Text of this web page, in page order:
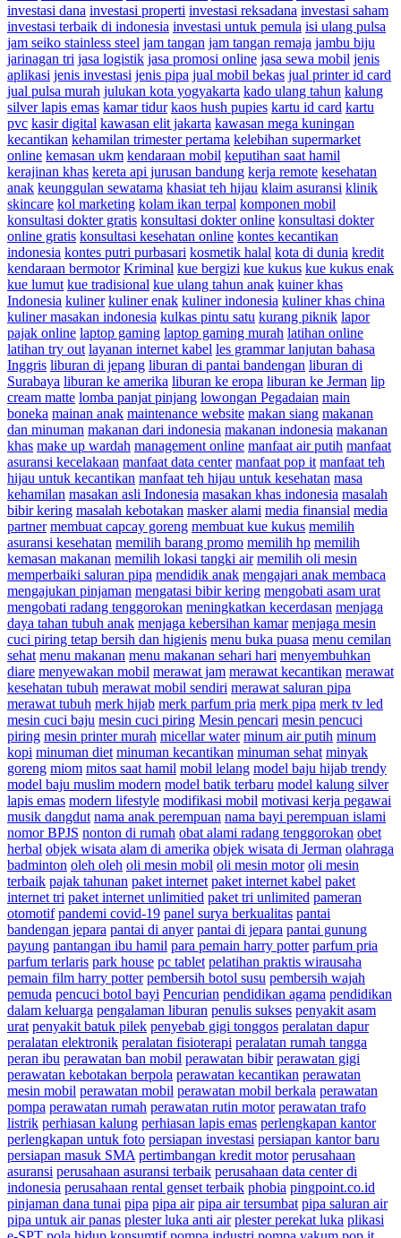
investasi dana investasi properti investasi reksadana investasi saham
investasi terbaik di indonesia investasi untuk pemula isi ulang pulsa
jam seiko stainless steel jam tangan jam tangan remaja jambu biju
jarinagan tri jasa logistik jasa promosi online jasa sewa mobil jenis
aplikasi jenis investasi jenis pipa jual mobil bekas jual printer id card
jual pulsa murah julukan kota yogyakarta kado ulang tahun kalung
silver lapis emas kamar tidur kaos hush pupies kartu id card kartu
pvc kasir digital kawasan elit jakarta kawasan mega kuningan
kecantikan kehamilan trimester pertama kelebihan supermarket
online kemasan ukm kendaraan mobil keputihan saat hamil
kerajinan khas kereta api jurusan bandung kerja remote kesehatan
anak keunggulan sewatama khasiat teh hijau klaim asuransi klinik
skincare kol marketing kolam ikan terpal komponen mobil
konsultasi dokter gratis konsultasi dokter online konsultasi dokter
online gratis konsultasi kesehatan online kontes kecantikan
indonesia kontes putri purbasari kosmetik halal kota di dunia kredit
kendaraan bermotor Kriminal kue bergizi kue kukus kue kukus enak
kue lumut kue tradisional kue ulang tahun anak kuiner khas
Indonesia kuliner kuliner enak kuliner indonesia kuliner khas china
kuliner masakan indonesia kulkas pintu satu kurang piknik lapor
pajak online laptop gaming laptop gaming murah latihan online
latihan try out layanan internet kabel les grammar lanjutan bahasa
Inggris liburan di jepang liburan di pantai bandengan liburan di
Surabaya liburan ke amerika liburan ke eropa liburan ke Jerman lip
cream matte lomba panjat pinjang lowongan Pegadaian main
boneka mainan anak maintenance website makan siang makanan
dan minuman makanan dari indonesia makanan indonesia makanan
khas make up wardah management online manfaat air putih manfaat
asuransi kecelakaan manfaat data center manfaat pop it manfaat teh
hijau untuk kecantikan manfaat teh hijau untuk kesehatan masa
kehamilan masakan asli Indonesia masakan khas indonesia masalah
bibir kering masalah kebotakan masker alami media finansial media
partner membuat capcay goreng membuat kue kukus memilih
asuransi kesehatan memilih barang promo memilih hp memilih
kemasan makanan memilih lokasi tangki air memilih oli mesin
memperbaiki saluran pipa mendidik anak mengajari anak membaca
mengajukan pinjaman mengatasi bibir kering mengobati asam urat
mengobati radang tenggorokan meningkatkan kecerdasan menjaga
daya tahan tubuh anak menjaga kebersihan kamar menjaga mesin
cuci piring tetap bersih dan higienis menu buka puasa menu cemilan
sehat menu makanan menu makanan sehari hari menyembuhkan
diare menyewakan mobil merawat jam merawat kecantikan merawat
kesehatan tubuh merawat mobil sendiri merawat saluran pipa
merawat tubuh merk hijab merk parfum pria merk pipa merk tv led
mesin cuci baju mesin cuci piring Mesin pencari mesin pencuci
piring mesin printer murah micellar water minum air putih minum
kopi minuman diet minuman kecantikan minuman sehat minyak
goreng miom mitos saat hamil mobil lelang model baju hijab trendy
model baju muslim modern model batik terbaru model kalung silver
lapis emas modern lifestyle modifikasi mobil motivasi kerja pegawai
musik dangdut nama anak perempuan nama bayi perempuan islami
nomor BPJS nonton di rumah obat alami radang tenggorokan obet
herbal objek wisata alam di amerika objek wisata di Jerman olahraga
badminton oleh oleh oli mesin mobil oli mesin motor oli mesin
terbaik pajak tahunan paket internet paket internet kabel paket
internet tri paket internet unlimitied paket tri unlimited pameran
otomotif pandemi covid-19 panel surya berkualitas pantai
bandengan jepara pantai di anyer pantai di jepara pantai gunung
payung pantangan ibu hamil para pemain harry potter parfum pria
parfum terlaris park house pc tablet pelatihan praktis wirausaha
pemain film harry potter pembersih botol susu pembersih wajah
pemuda pencuci botol bayi Pencurian pendidikan agama pendidikan
dalam keluarga pengalaman liburan penulis sukses penyakit asam
urat penyakit batuk pilek penyebab gigi tonggos peralatan dapur
peralatan elektronik peralatan fisioterapi peralatan rumah tangga
peran ibu perawatan ban mobil perawatan bibir perawatan gigi
perawatan kebotakan berpola perawatan kecantikan perawatan
mesin mobil perawatan mobil perawatan mobil berkala perawatan
pompa perawatan rumah perawatan rutin motor perawatan trafo
listrik perhiasan kalung perhiasan lapis emas perlengkapan kantor
perlengkapan untuk foto persiapan investasi persiapan kantor baru
persiapan masuk SMA pertimbangan kredit motor perusahaan
asuransi perusahaan asuransi terbaik perusahaan data center di
indonesia perusahaan rental genset terbaik phobia pingpoint.co.id
pinjaman dana tunai pipa pipa air pipa air tersumbat pipa saluran air
pipa untuk air panas plester luka anti air plester perekat luka plikasi